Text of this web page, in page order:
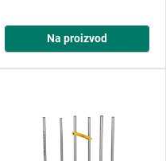
Na proizvod